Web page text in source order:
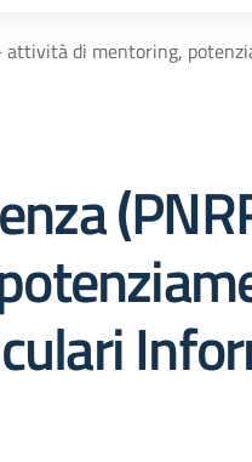
attività di mentoring,